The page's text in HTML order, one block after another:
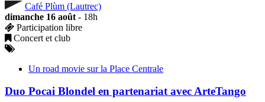
Café Plùm (Lautrec)
dimanche 16 août - 18h
Participation libre
Concert et club
Un road movie sur la Place Centrale
Duo Pocai Blondel en partenariat avec ArteTango